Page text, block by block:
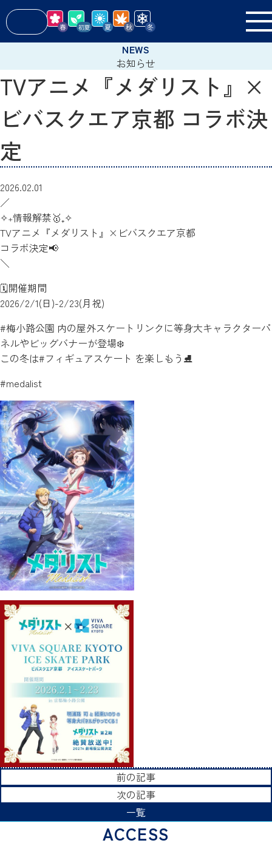
お知らせ
TVアニメ『メダリスト』×
ビバスクエア京都 コラボ決
定
2026.02.01
／
✧₊情報解禁🥇₊✧
TVアニメ『メダリスト』×ビバスクエア京都
コラボ決定📢
＼
🗓️開催期間
2026/2/1(日)-2/23(月祝)
#梅小路公園 内の屋外スケートリンクに等身大キャラクターパ
ネルやビッグバナーが登場❄️
この冬は#フィギュアスケート を楽しもう⛸
#medalist
前の記事
次の記事
一覧